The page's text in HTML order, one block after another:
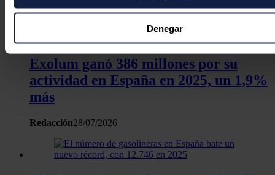
Recopilar información sobre su ubicación geográfica
puede tener una precisión de varios metros
Identificar su dispositivo analizándolo activamente
características específicas (huellas digitales)
Obtenga más información sobre cómo se procesan sus
personales y establezca sus preferencias en lasección de
Puede cambiar o retirar su consentimiento en cualquier
Las cookies de este sitio web se usan para personalizar el
y los anuncios, ofrecer funciones de redes sociales y
Denegar
Redacción30/07/2026
Exolum ganó 386 millones por su
actividad en España en 2025, un 1,9%
más
Redacción28/07/2026